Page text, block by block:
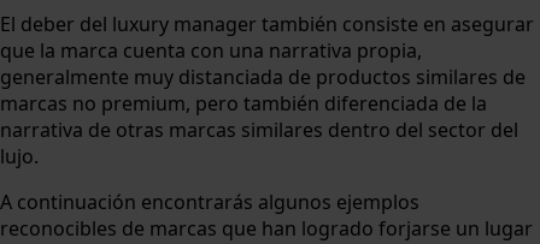
El deber del luxury manager también consiste en asegurar
que la marca cuenta con una narrativa propia,
generalmente muy distanciada de productos similares de
marcas no premium, pero también diferenciada de la
narrativa de otras marcas similares dentro del sector del
lujo.
A continuación encontrarás algunos ejemplos
reconocibles de marcas que han logrado forjarse un lugar